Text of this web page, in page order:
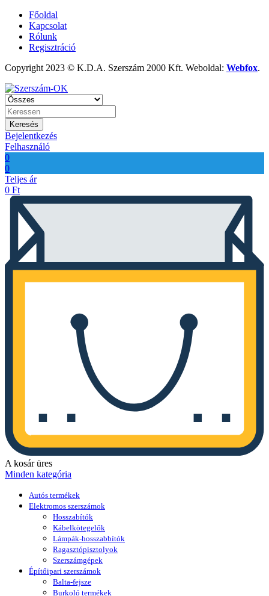
Főoldal
Kapcsolat
Rólunk
Regisztráció
Copyright 2023 © K.D.A. Szerszám 2000 Kft. Weboldal: Webfox.
Keresés
Bejelentkezés
Felhasználó
0
0
Teljes ár
0 Ft
A kosár üres
Minden kategória
Autós termékek
Elektromos szerszámok
Hosszabítók
Kábelkötegelők
Lámpák-hosszabbítók
Ragasztópisztolyok
Szerszámgépek
Építőipari szerszámok
Balta-fejsze
Burkoló termékek